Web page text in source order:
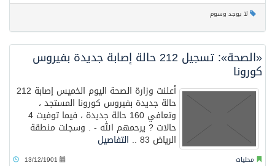
لا يوجد وسوم
«الصحة»: تسجيل 212 حالة إصابة جديدة بفيروس
كورونا
أعلنت وزارة الصحة اليوم الخميس إصابة 212
حالة جديدة بفيروس كورونا المستجد ،
وتعافي 160 حالة جديدة ، فيما توفيت 4
حالات ? يرحمهم الله - . وسجلت منطقة
الرياض 83 .. التفاصيل
محليات 13/12/1901